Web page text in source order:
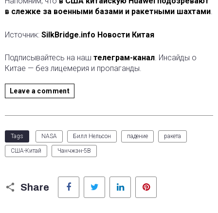
в слежке за военными базами и ракетными шахтами.
Источник: SilkBridge.info Новости Китая
Подписывайтесь на наш телеграм-канал. Инсайды о
Китае — без лицемерия и пропаганды.
Leave a comment
Tags NASA Билл Нельсон падение ракета
США-Китай Чанчжэн-5В
Share
Facebook Twitter LinkedIn